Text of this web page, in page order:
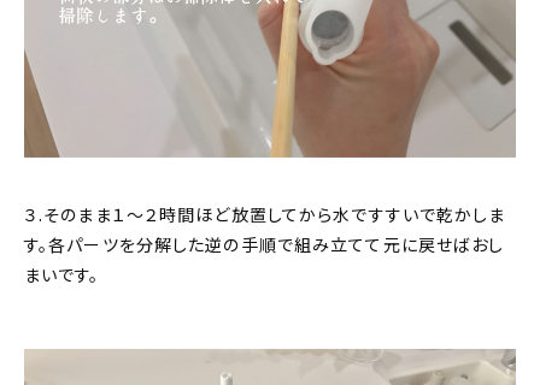
３.そのまま１〜２時間ほど放置してから水ですすいで乾かしま
す。各パーツを分解した逆の手順で組み立てて元に戻せばおし
まいです。